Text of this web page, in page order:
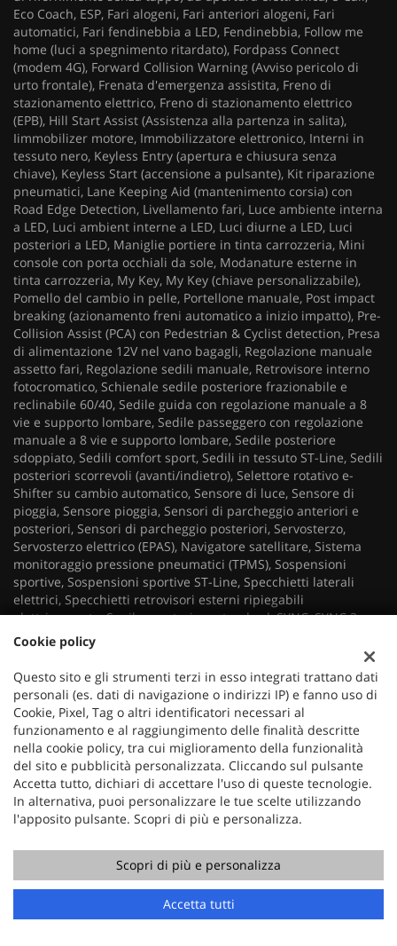
Eco Coach, ESP, Fari alogeni, Fari anteriori alogeni, Fari
automatici, Fari fendinebbia a LED, Fendinebbia, Follow me
home (luci a spegnimento ritardato), Fordpass Connect
(modem 4G), Forward Collision Warning (Avviso pericolo di
urto frontale), Frenata d'emergenza assistita, Freno di
stazionamento elettrico, Freno di stazionamento elettrico
(EPB), Hill Start Assist (Assistenza alla partenza in salita),
Iimmobilizer motore, Immobilizzatore elettronico, Interni in
tessuto nero, Keyless Entry (apertura e chiusura senza
chiave), Keyless Start (accensione a pulsante), Kit riparazione
pneumatici, Lane Keeping Aid (mantenimento corsia) con
Road Edge Detection, Livellamento fari, Luce ambiente interna
a LED, Luci ambient interne a LED, Luci diurne a LED, Luci
posteriori a LED, Maniglie portiere in tinta carrozzeria, Mini
console con porta occhiali da sole, Modanature esterne in
tinta carrozzeria, My Key, My Key (chiave personalizzabile),
Pomello del cambio in pelle, Portellone manuale, Post impact
breaking (azionamento freni automatico a inizio impatto), Pre-
Collision Assist (PCA) con Pedestrian & Cyclist detection, Presa
di alimentazione 12V nel vano bagagli, Regolazione manuale
assetto fari, Regolazione sedili manuale, Retrovisore interno
fotocromatico, Schienale sedile posteriore frazionabile e
reclinabile 60/40, Sedile guida con regolazione manuale a 8
vie e supporto lombare, Sedile passeggero con regolazione
manuale a 8 vie e supporto lombare, Sedile posteriore
sdoppiato, Sedili comfort sport, Sedili in tessuto ST-Line, Sedili
posteriori scorrevoli (avanti/indietro), Selettore rotativo e-
Shifter su cambio automatico, Sensore di luce, Sensore di
pioggia, Sensore pioggia, Sensori di parcheggio anteriori e
posteriori, Sensori di parcheggio posteriori, Servosterzo,
Servosterzo elettrico (EPAS), Navigatore satellitare, Sistema
monitoraggio pressione pneumatici (TPMS), Sospensioni
sportive, Sospensioni sportive ST-Line, Specchietti laterali
elettrici, Specchietti retrovisori esterni ripiegabili
elettricamente, Spoiler posteriore standard, SYNC, SYNC 3
Radio DAB, Tappetini anteriori e posteriori, Tasche posteriori
sedile conducente e passeggero, Telecamera per parcheggio
assistito, Telecamera posteriore, Tendina copribagagliaio,
Tergicristalli automatici con sensore pioggia, Vernice solida
Blue Blazer, Volante con base piatta in pelle (Sensico), Volante
con base piatta (Sensico)
ordinabile
Cookie policy
Questo sito e gli strumenti terzi in esso integrati trattano dati
personali (es. dati di navigazione o indirizzi IP) e fanno uso di
Cookie, Pixel, Tag o altri identificatori necessari al
funzionamento e al raggiungimento delle finalità descritte
nella cookie policy, tra cui miglioramento della funzionalità
del sito e pubblicità personalizzata. Cliccando sul pulsante
Accetta tutto, dichiari di accettare l'uso di queste tecnologie.
In alternativa, puoi personalizzare le tue scelte utilizzando
l'apposito pulsante. Scopri di più e personalizza.
Scopri di più e personalizza
Accetta tutti